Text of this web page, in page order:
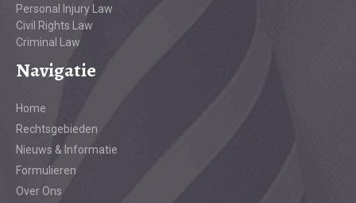
Personal Injury Law
Civil Rights Law
Criminal Law
Navigatie
Home
Rechtsgebieden
Nieuws & Informatie
Formulieren
Over Ons